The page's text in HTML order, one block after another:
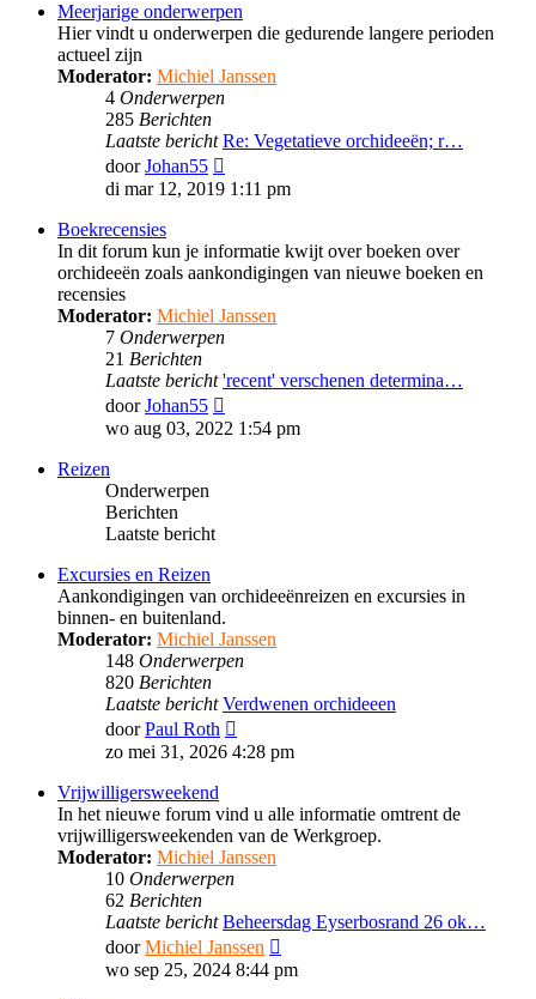
Meerjarige onderwerpen
Hier vindt u onderwerpen die gedurende langere perioden
actueel zijn
Moderator: Michiel Janssen
4 Onderwerpen
285 Berichten
Laatste bericht Re: Vegetatieve orchideeën; r…
doorJohan55
laatste
bericht
di mar 12, 2019 1:11 pm
Boekrecensies
In dit forum kun je informatie kwijt over boeken over
orchideeën zoals aankondigingen van nieuwe boeken en
recensies
Moderator: Michiel Janssen
7 Onderwerpen
21 Berichten
Laatste bericht 'recent' verschenen determina…
doorJohan55
laatste
wo aug 03, 2022 1:54 pm
Reizen
Onderwerpen
Berichten
Laatste bericht
Excursies en Reizen
Aankondigingen van orchideeënreizen en excursies in
binnen- en buitenland.
Moderator: Michiel Janssen
148 Onderwerpen
820 Berichten
Laatste bericht Verdwenen orchideeen
doorPaul Roth
laatste
bericht
zo mei 31, 2026 4:28 pm
Vrijwilligersweekend
In het nieuwe forum vind u alle informatie omtrent de
vrijwilligersweekenden van de Werkgroep.
Moderator: Michiel Janssen
10 Onderwerpen
62 Berichten
Laatste bericht Beheersdag Eyserbosrand 26 ok…
doorMichiel Janssen
laatste
wo sep 25, 2024 8:44 pm